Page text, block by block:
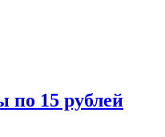
по 15 рублей